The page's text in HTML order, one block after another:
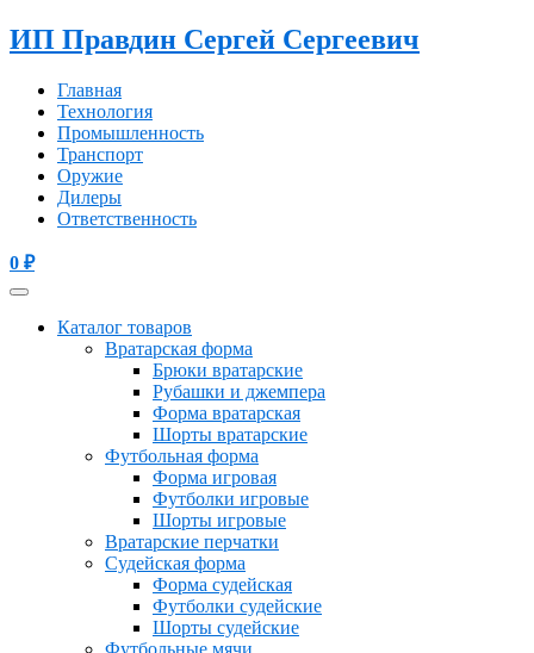
ИП Правдин Сергей Сергеевич
Главная
Технология
Промышленность
Транспорт
Оружие
Дилеры
Ответственность
0 ₽
Каталог товаров
Вратарская форма
Брюки вратарские
Рубашки и джемпера
Форма вратарская
Шорты вратарские
Футбольная форма
Форма игровая
Футболки игровые
Шорты игровые
Вратарские перчатки
Судейская форма
Форма судейская
Футболки судейские
Шорты судейские
Футбольные мячи